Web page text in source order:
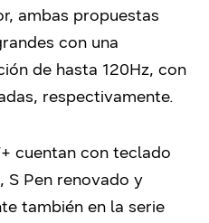
ambas propuestas
con una
de hasta 120Hz, con
respectivamente.
cuentan con teclado
S Pen renovado y
también en la serie